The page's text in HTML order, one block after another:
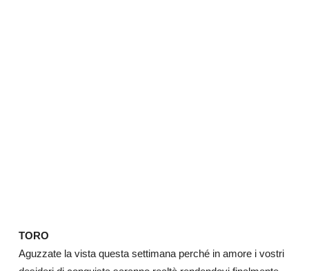
TORO
Aguzzate la vista questa settimana perché in amore i vostri